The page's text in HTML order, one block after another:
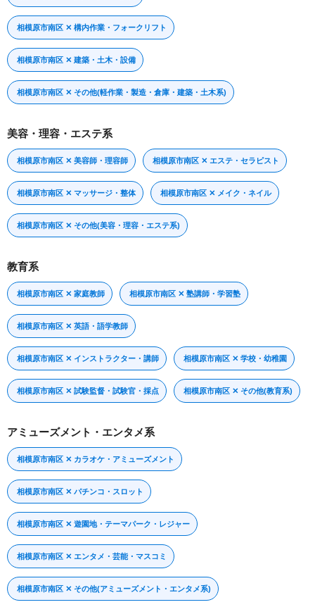
相模原市南区 ✕ 構内作業・フォークリフト
相模原市南区 ✕ 建築・土木・設備
相模原市南区 ✕ その他(軽作業・製造・倉庫・建築・土木系)
美容・理容・エステ系
相模原市南区 ✕ 美容師・理容師 相模原市南区 ✕ エステ・セラピスト
相模原市南区 ✕ マッサージ・整体 相模原市南区 ✕ メイク・ネイル
相模原市南区 ✕ その他(美容・理容・エステ系)
教育系
相模原市南区 ✕ 家庭教師 相模原市南区 ✕ 塾講師・学習塾
相模原市南区 ✕ 英語・語学教師
相模原市南区 ✕ インストラクター・講師 相模原市南区 ✕ 学校・幼稚園
相模原市南区 ✕ 試験監督・試験官・採点 相模原市南区 ✕ その他(教育系)
アミューズメント・エンタメ系
相模原市南区 ✕ カラオケ・アミューズメント
相模原市南区 ✕ パチンコ・スロット
相模原市南区 ✕ 遊園地・テーマパーク・レジャー
相模原市南区 ✕ エンタメ・芸能・マスコミ
相模原市南区 ✕ その他(アミューズメント・エンタメ系)